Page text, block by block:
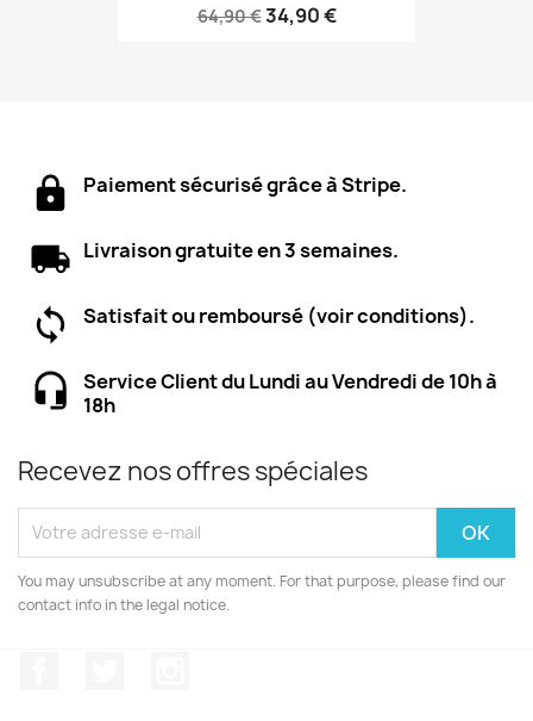
64,90 €34,90 €
Paiement sécurisé grâce à Stripe.
Livraison gratuite en 3 semaines.
Satisfait ou remboursé (voir conditions).
Service Client du Lundi au Vendredi de 10h à
18h
Recevez nos offres spéciales
You may unsubscribe at any moment. For that purpose, please find our
contact info in the legal notice.